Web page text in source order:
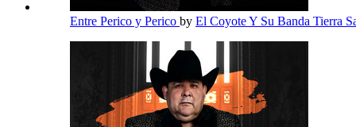
Entre Perico y Perico by El Coyote Y Su Banda Tierra